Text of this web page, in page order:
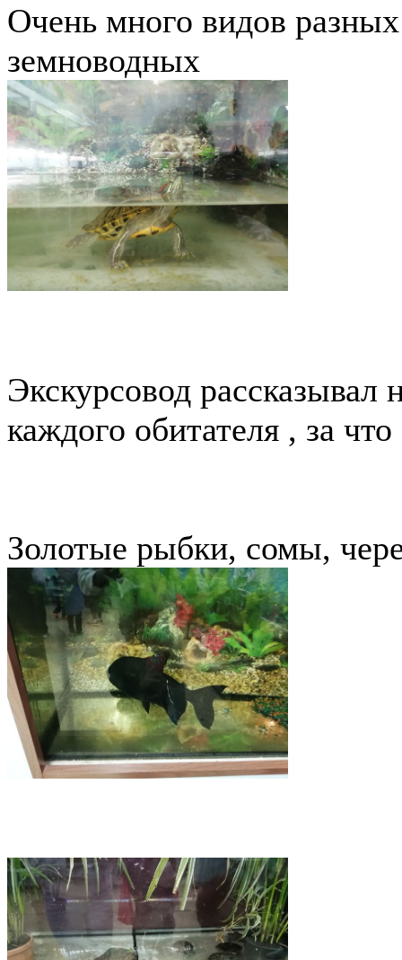
Очень много видов
земноводных
Экскурсовод
каждого обитателя , за
Золотые рыбки, сомы,